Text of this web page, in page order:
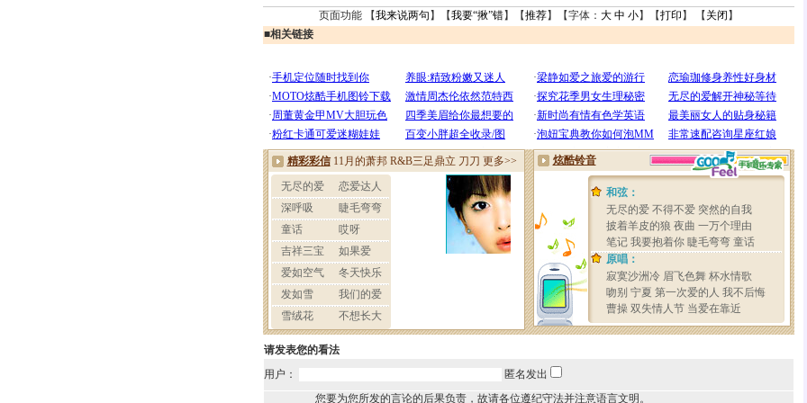
页面功能 【我来说两句 】【我要“揪”错】【推荐】【字体： 大 中 小】【打印 】 【 关闭 】
■相关链接
请发表您的看法
用户：
匿名发出
您要为您所发的言论的后果负责，故请各位遵纪守法并注意语言文明。